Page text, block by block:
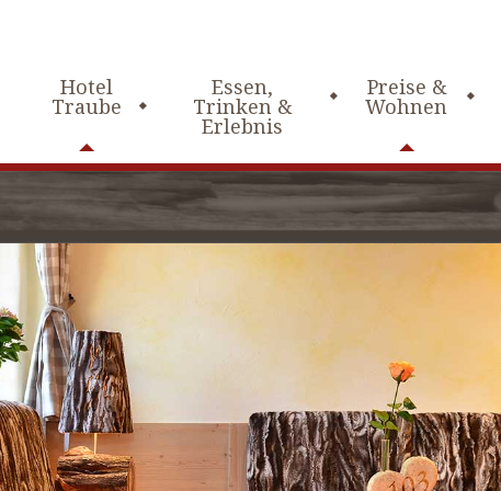
Hotel
Traube
Essen,
Trinken &
Erlebnis
Preise &
Wohnen